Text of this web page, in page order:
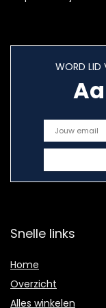
WORD LID
Snelle links
Home
Overzicht
Alles winkelen